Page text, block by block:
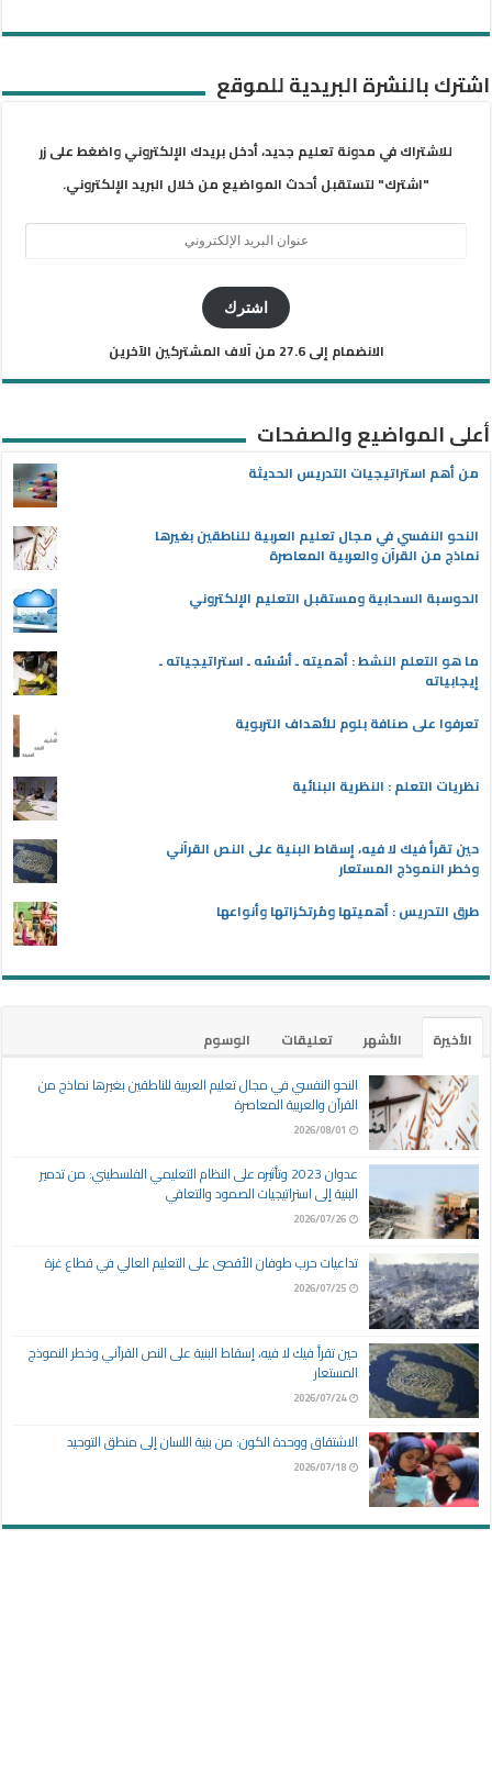
اشترك بالنشرة البريدية للموقع
للاشتراك في مدونة تعليم جديد، أدخل بريدك الإلكتروني واضغط على زر
"اشترك" لتستقبل أحدث المواضيع من خلال البريد الإلكتروني.
اشترك
الانضمام إلى 27.6 من آلاف المشتركين الآخرين
أعلى المواضيع والصفحات
من أهم استراتيجيات التدريس الحديثة
النحو النفسي في مجال تعليم العربية للناطقين بغيرها
نماذج من القرآن والعربية المعاصرة
الحوسبة السحابية ومستقبل التعليم الإلكتروني
ما هو التعلم النشط : أهميته ـ أسُسُه ـ استراتيجياته ـ
إيجابياته
تعرفوا على صنافة بلوم للأهداف التربوية
نظريات التعلم : النظرية البنائية
حين تقرأ فيك لا فيه، إسقاط البنية على النص القرآني
وخطر النموذج المستعار
طرق التدريس : أهميتها ومُرتكزاتها وأنواعها
الأخيرة الأشهر تعليقات
الوسوم
النحو النفسي في مجال تعليم العربية للناطقين بغيرها نماذج من
القرآن والعربية المعاصرة
2026/08/01
عدوان 2023 وتأثيره على النظام التعليمي الفلسطيني: من تدمير
البنية إلى استراتيجيات الصمود والتعافي
2026/07/26
تداعيات حرب طوفان الأقصى على التعليم العالي في قطاع غزة
2026/07/25
حين تقرأ فيك لا فيه، إسقاط البنية على النص القرآني وخطر النموذج
المستعار
2026/07/24
الاشتقاق ووحدة الكون: من بنية اللسان إلى منطق التوحيد
2026/07/18